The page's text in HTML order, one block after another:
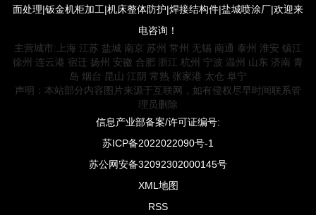
面处理|钣金机柜加工|机床整体防护|焊接结构件|盐城喷涂厂|欢迎来
电咨询！
主营城市: 上海 江苏 盐城 南京 苏州 常州 无锡 南通 泰州 淮安 镇江
徐州 连云港 宿迁 扬州 安徽 合肥 浙江 杭州 宁波 温州 山东 济南 青
岛 烟台 昆山 江阴 常熟 张家港 太仓 阜宁
声明：本站部分内容图片来源于互联网，如有侵权尽早时间联系管
理员删除
信息产业部备案/许可证编号:
苏ICP备2022022090号-1
苏公网安备32092302000145号
XML地图
RSS